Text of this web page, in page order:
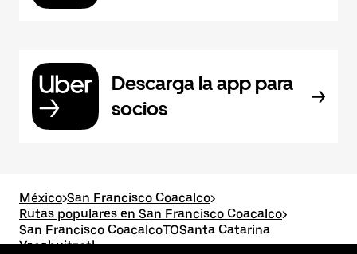
Descarga la app para
socios
México>San Francisco Coacalco>
Rutas populares en San Francisco Coacalco>
San Francisco CoacalcoTOSanta Catarina
Yecahuitzotl